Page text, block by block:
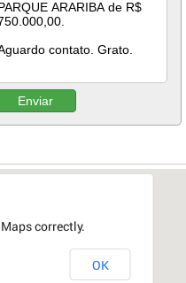
Enviar
correctly.
OK